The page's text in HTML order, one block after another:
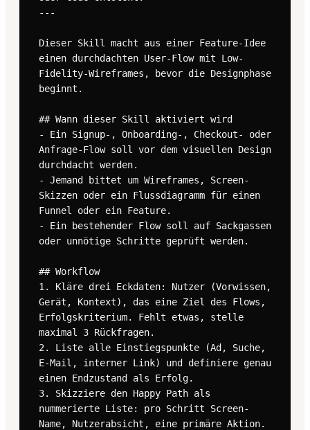
---
Dieser Skill macht aus einer Feature-Idee
einen durchdachten User-Flow mit Low-
Fidelity-Wireframes, bevor die Designphase
beginnt.
## Wann dieser Skill aktiviert wird
- Ein Signup-, Onboarding-, Checkout- oder
Anfrage-Flow soll vor dem visuellen Design
durchdacht werden.
- Jemand bittet um Wireframes, Screen-
Skizzen oder ein Flussdiagramm für einen
Funnel oder ein Feature.
- Ein bestehender Flow soll auf Sackgassen
oder unnötige Schritte geprüft werden.
## Workflow
1. Kläre drei Eckdaten: Nutzer (Vorwissen,
Gerät, Kontext), das eine Ziel des Flows,
Erfolgskriterium. Fehlt etwas, stelle
maximal 3 Rückfragen.
2. Liste alle Einstiegspunkte (Ad, Suche,
E-Mail, interner Link) und definiere genau
einen Endzustand als Erfolg.
3. Skizziere den Happy Path als
nummerierte Liste: pro Schritt Screen-
Name, Nutzerabsicht, eine primäre Aktion.